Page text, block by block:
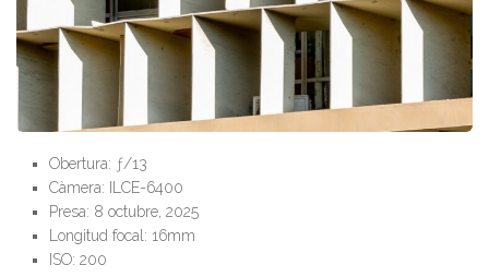
Obertura: ƒ/13
Càmera: ILCE-6400
Presa: 8 octubre, 2025
Longitud focal: 16mm
ISO: 200